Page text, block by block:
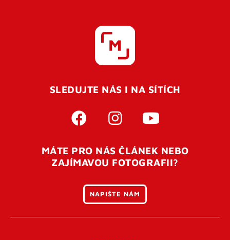
SLEDUJTE NÁS I NA SÍTÍCH
MÁTE PRO NÁS ČLÁNEK NEBO
ZAJÍMAVOU FOTOGRAFII?
NAPIŠTE NÁM